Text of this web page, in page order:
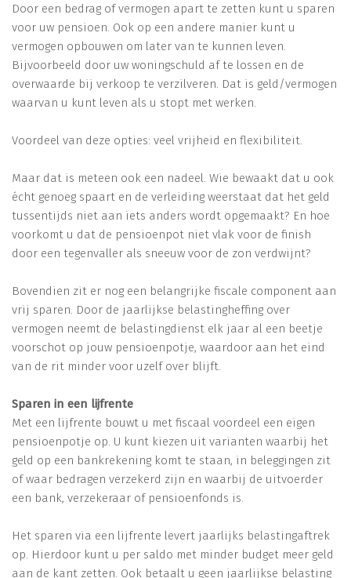
Door een bedrag of vermogen apart te zetten kunt u sparen
voor uw pensioen. Ook op een andere manier kunt u
vermogen opbouwen om later van te kunnen leven.
Bijvoorbeeld door uw woningschuld af te lossen en de
overwaarde bij verkoop te verzilveren. Dat is geld/vermogen
waarvan u kunt leven als u stopt met werken.
Voordeel van deze opties: veel vrijheid en flexibiliteit.
Maar dat is meteen ook een nadeel. Wie bewaakt dat u ook
écht genoeg spaart en de verleiding weerstaat dat het geld
tussentijds niet aan iets anders wordt opgemaakt? En hoe
voorkomt u dat de pensioenpot niet vlak voor de finish
door een tegenvaller als sneeuw voor de zon verdwijnt?
Bovendien zit er nog een belangrijke fiscale component aan
vrij sparen. Door de jaarlijkse belastingheffing over
vermogen neemt de belastingdienst elk jaar al een beetje
voorschot op jouw pensioenpotje, waardoor aan het eind
van de rit minder voor uzelf over blijft.
Sparen in een lijfrente
Met een lijfrente bouwt u met fiscaal voordeel een eigen
pensioenpotje op. U kunt kiezen uit varianten waarbij het
geld op een bankrekening komt te staan, in beleggingen zit
of waar bedragen verzekerd zijn en waarbij de uitvoerder
een bank, verzekeraar of pensioenfonds is.
Het sparen via een lijfrente levert jaarlijks belastingaftrek
op. Hierdoor kunt u per saldo met minder budget meer geld
aan de kant zetten. Ook betaalt u geen jaarlijkse belasting